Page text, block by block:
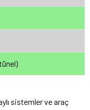
sistemler ve araç